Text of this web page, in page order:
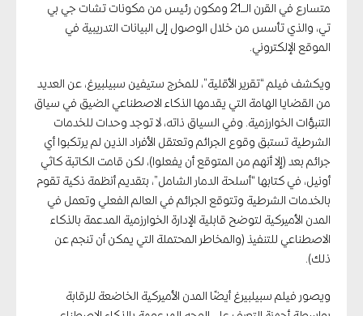
متسارع في القرن الــ21 ومكون رئيس من مكونات تشات جي بي
تي، والذي تأسس من خلال الوصول إلى البيانات التدريبية في
الموقع الإلكتروني.
ويكشف فيلم “تقرير الأقلية”، للمخرج ستيفين سبيلبيرغ، عن العديد
من القضايا الهامة التي يقدمها الذكاء الاصطناعي الضيق في سياق
التنبؤات الخوارزمية. وفي السياق ذاته، لا توجد وحدات للخدمات
الشرطية تستبق وقوع الجرائم وتعتقل الأفراد الذين لم يرتكبوا أي
جرائم بعد (إلا أنهم من المتوقع أن يفعلوا)، لكن قامت الكاتبة كاثي
أونيل، في كتابها “أسلحة الدمار الشامل”، بتقديم أنظمة ذكية تقوم
بالخدمات الشرطية وتتوقع الجرائم في العالم الفعلي وتعمل في
المدن الأميركية لتوضح قابلية الإدارة الخوارزمية المدعمة بالذكاء
الاصطناعي للتنفيذ (والمخاطر المحتملة التي يمكن أن تنجم عن
ذلك).
ويصور فيلم سبيلبيرغ أيضًا المدن الأميركية الخاضعة للرقابة